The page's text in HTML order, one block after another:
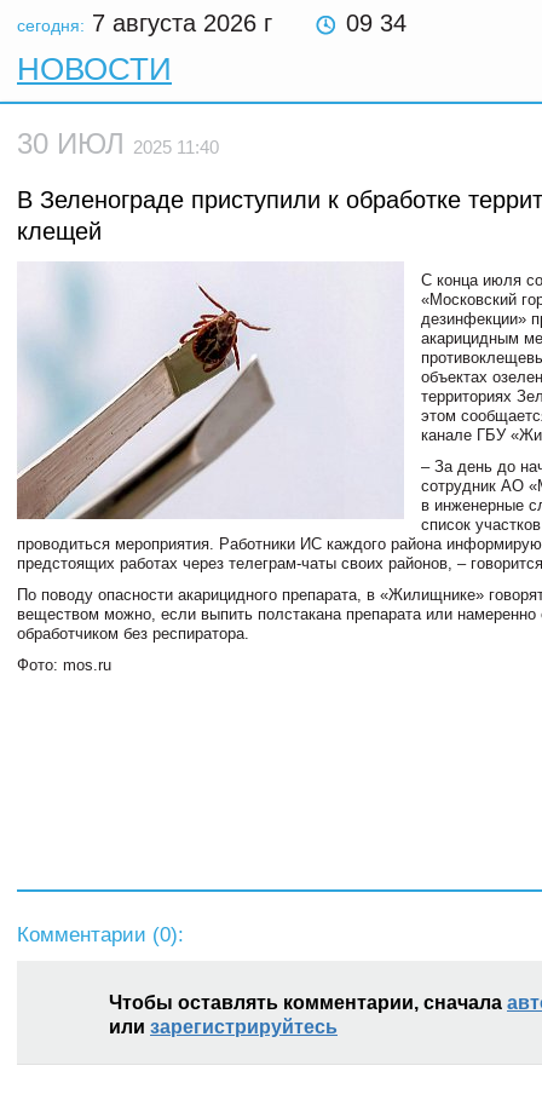
сегодня: 7 августа 2026 г 09 34
НОВОСТИ
30 ИЮЛ 2025 11:40
В Зеленограде приступили к обработке
клещей
С конца июля
«Московский
дезинфекции»
акарицидным
объектах
территориях
этом
канале ГБУ
– За день до
сотрудник АО
в инженерные
список
проводиться мероприятия. Работники ИС каждого района
предстоящих работах через телеграм-чаты своих районов, –
По поводу опасности акарицидного препарата, в «Жилищнике»
веществом можно, если выпить полстакана препарата или намеренно
обработчиком без респиратора.
Фото: mos.ru
Комментарии (0):
Чтобы оставлять комментарии, сначала
или зарегистрируйтесь